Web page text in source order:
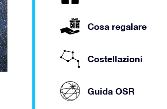
Cosa regalare
Costellazioni
Guida OSR